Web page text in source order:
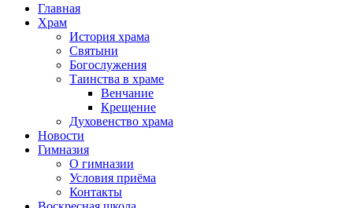
Главная
Храм
История храма
Святыни
Богослужения
Таинства в храме
Венчание
Крещение
Духовенство храма
Новости
Гимназия
О гимназии
Условия приёма
Контакты